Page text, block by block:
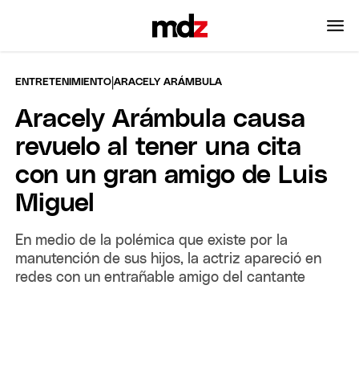
ENTRETENIMIENTO |ARACELY ARÁMBULA
Aracely Arámbula causa
revuelo al tener una cita
con un gran amigo de Luis
Miguel
En medio de la polémica que existe por la
manutención de sus hijos, la actriz apareció en
redes con un entrañable amigo del cantante